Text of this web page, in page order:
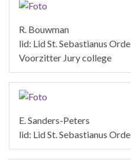
R. Bouwman
lid: Lid St. Sebastianus Orde
Voorzitter Jury college
E. Sanders-Peters
lid: Lid St. Sebastianus Orde